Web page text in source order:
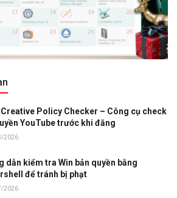
Policy Checker – Công cụ check
YouTube trước khi đăng
2026
dẫn kiểm tra Win bản quyền bằng
để tránh bị phạt
2026